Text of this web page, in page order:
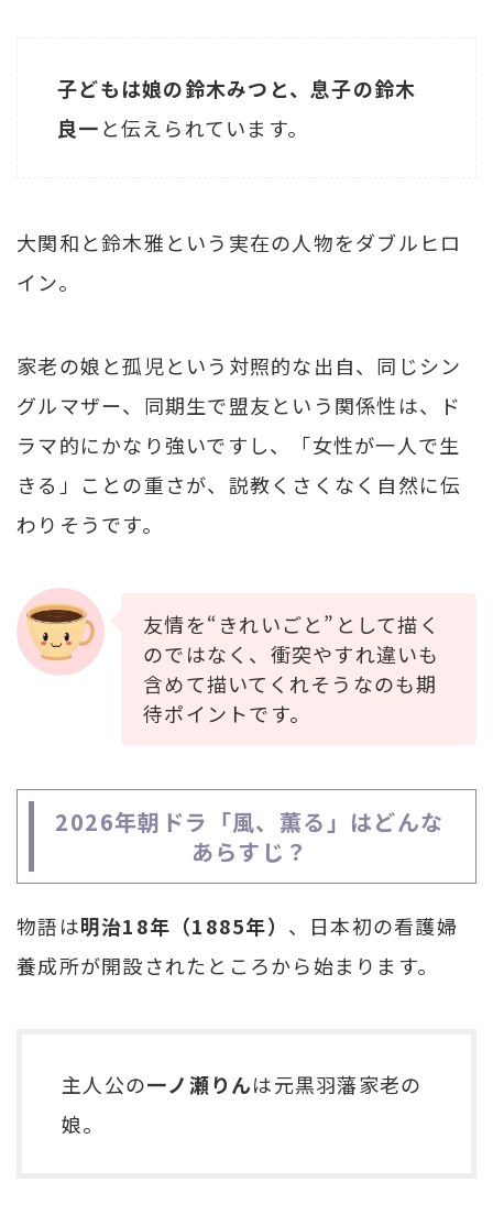
子どもは娘の鈴木みつと、息子の鈴木
良一と伝えられています。
大関和と鈴木雅という実在の人物をダブルヒロ
イン。
家老の娘と孤児という対照的な出自、同じシン
グルマザー、同期生で盟友という関係性は、ド
ラマ的にかなり強いですし、「女性が一人で生
きる」ことの重さが、説教くさくなく自然に伝
わりそうです。
友情を“きれいごと”として描く
のではなく、衝突やすれ違いも
含めて描いてくれそうなのも期
待ポイントです。
2026年朝ドラ「風、薫る」はどんな
あらすじ？
物語は明治18年（1885年） 、日本初の看護婦
養成所が開設されたところから始まります。
主人公の一ノ瀬りんは元黒羽藩家老の
娘。